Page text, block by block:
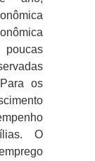
os
O